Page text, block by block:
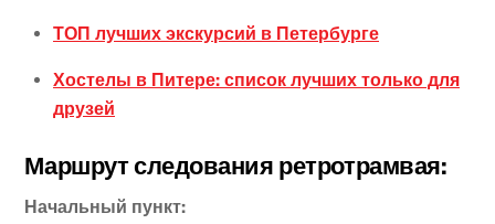
ТОП лучших экскурсий в Петербурге
Хостелы в Питере: список лучших только для
друзей
Маршрут следования ретротрамвая:
Начальный пункт: